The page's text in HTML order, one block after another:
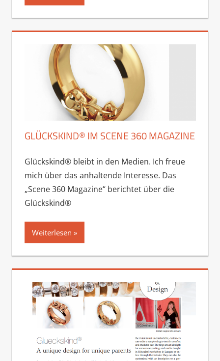
GLÜCKSKIND® IM SCENE 360 MAGAZINE
Glückskind® bleibt in den Medien. Ich freue
mich über das anhaltende Interesse. Das
„Scene 360 Magazine“ berichtet über die
Glückskind®
Weiterlesen